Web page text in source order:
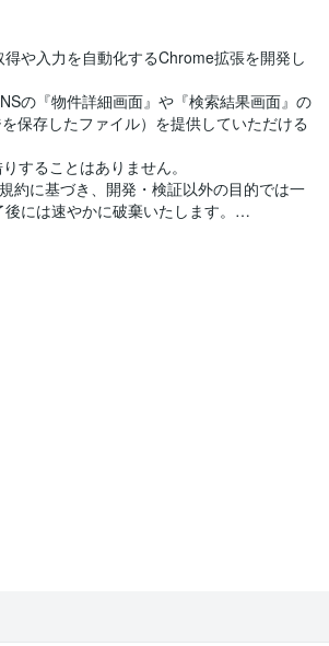
や入力を自動化するChrome拡張を開発し
の『物件詳細画面』や『検索結果画面』の
保存したファイル）を提供していただける
することはありません。
約に基づき、開発・検証以外の目的では一
には速やかに破棄いたします。
持ちであること。
ご協力いただけること。